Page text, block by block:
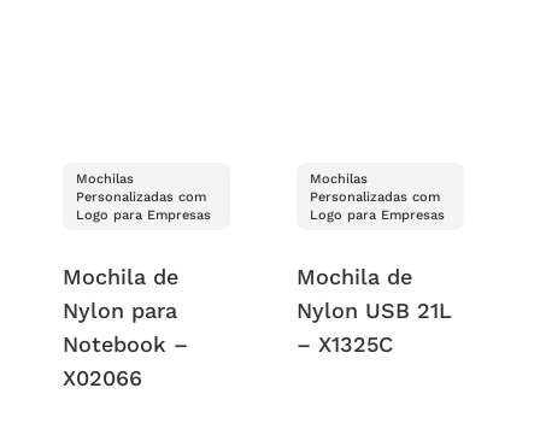
Mochilas
Personalizadas com
Logo para Empresas
Mochila de
Nylon para
Notebook –
X02066
Mochilas
Personalizadas com
Logo para Empresas
Mochila de
Nylon USB 21L
– X1325C